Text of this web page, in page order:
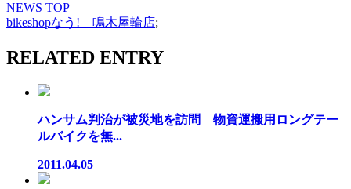
NEWS TOP
bikeshopなう! 鳴木屋輪店;
RELATED ENTRY
ハンサム判治が被災地を訪問 物資運搬用ロングテー
ルバイクを無...
2011.04.05